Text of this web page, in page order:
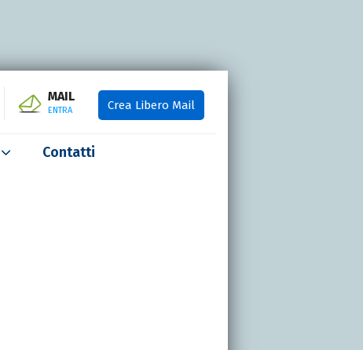
MAIL
ENTRA Crea Libero Mail
Contatti